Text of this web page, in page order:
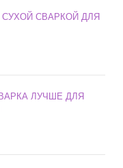
СВАРКОЙ ДЛЯ
ЛУЧШЕ ДЛЯ